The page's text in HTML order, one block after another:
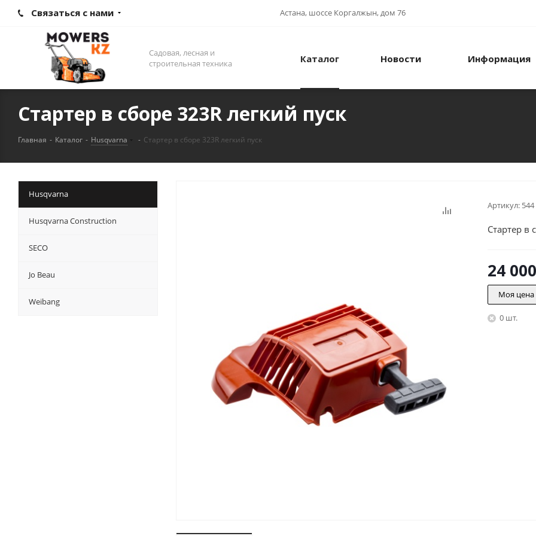
Связаться с нами Астана, шоссе Коргалжын, дом 76
Садовая, лесная и
строительная техника
Каталог Новости Информация
Стартер в сборе 323R легкий пуск
Главная - Каталог - Husqvarna - Стартер в сборе 323R легкий пуск
Артикул:
Стартер в
24 000
Моя цена
0 шт.
Husqvarna
Husqvarna Construction
SECO
Jo Beau
Weibang